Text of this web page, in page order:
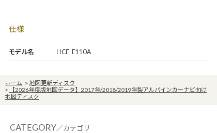
モデル名 HCE-E110A
仕様
ホーム > 地図更新ディスク
>
【2026年度版地図データ】2017年/2018/2019年製アルパインカーナビ向け
地図ディスク
CATEGORY／カテゴリ